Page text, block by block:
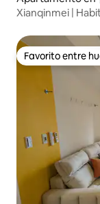
Xianqinmei |
Shenji Xincun |
Favorito entre
Favorito entre